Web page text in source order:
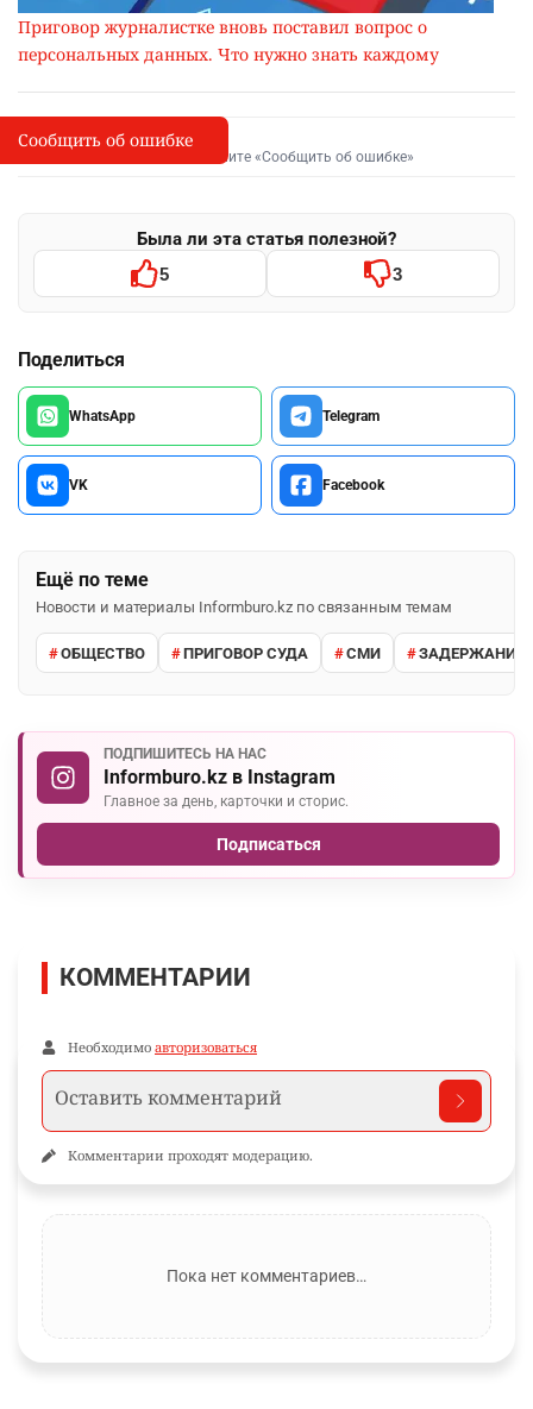
Приговор журналистке вновь поставил вопрос о
персональных данных. Что нужно знать каждому
I
Сообщить об опечатке
Выделите фрагмент и нажмите «Сообщить об ошибке»
Была ли эта статья полезной?
5 3
Поделиться
WhatsApp Telegram
VK Facebook
Ещё по теме
Новости и материалы Informburo.kz по связанным темам
ОБЩЕСТВО ПРИГОВОР СУДА СМИ ЗАДЕРЖАНИЕ
ПОДПИШИТЕСЬ НА НАС
Informburo.kz в Instagram
Главное за день, карточки и сторис.
Подписаться
Сообщить об ошибке
КОММЕНТАРИИ
Необходимо авторизоваться
Комментарии проходят модерацию.
Пока нет комментариев…